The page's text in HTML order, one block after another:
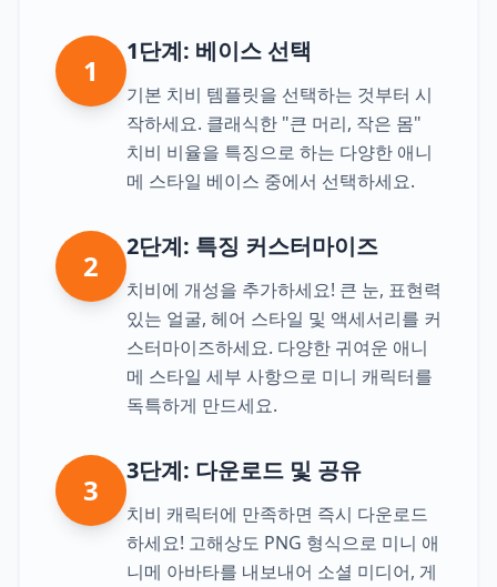
1
1단계: 베이스 선택
기본 치비 템플릿을 선택하는 것부터 시
작하세요. 클래식한 "큰 머리, 작은 몸"
치비 비율을 특징으로 하는 다양한 애니
메 스타일 베이스 중에서 선택하세요.
2
2단계: 특징 커스터마이즈
치비에 개성을 추가하세요! 큰 눈, 표현력
있는 얼굴, 헤어 스타일 및 액세서리를 커
스터마이즈하세요. 다양한 귀여운 애니
메 스타일 세부 사항으로 미니 캐릭터를
독특하게 만드세요.
3
3단계: 다운로드 및 공유
치비 캐릭터에 만족하면 즉시 다운로드
하세요! 고해상도 PNG 형식으로 미니 애
니메 아바타를 내보내어 소셜 미디어, 게